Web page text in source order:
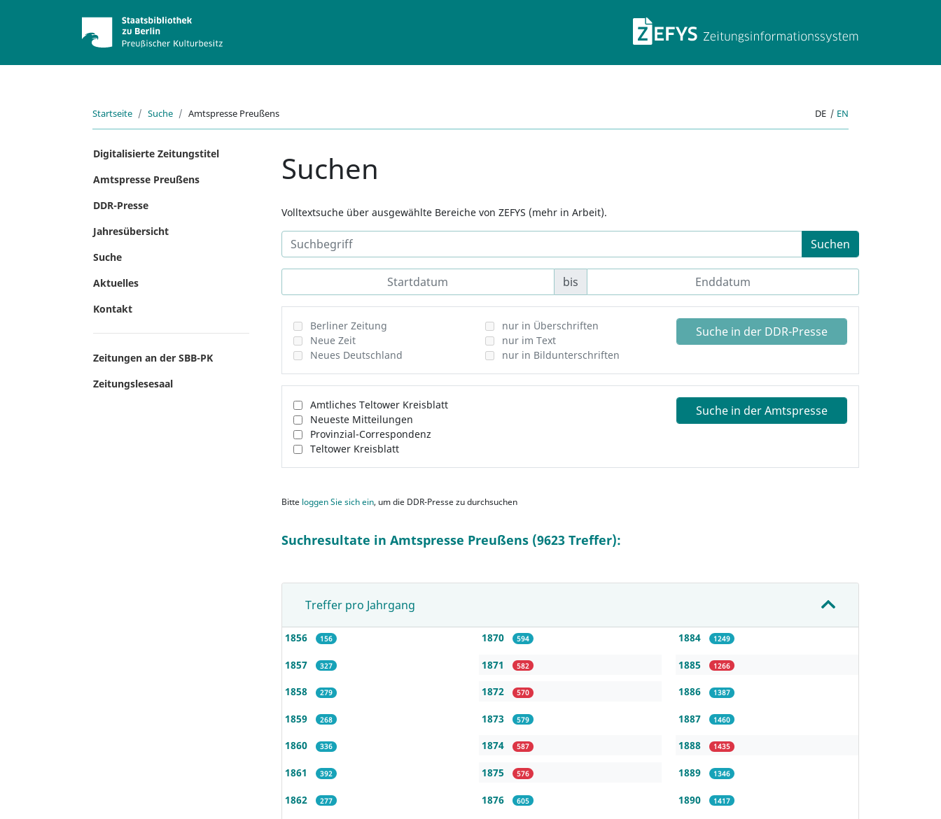
ZEFYS
Startseite Suche Amtspresse Preußens DE | EN
Digitalisierte Zeitungstitel
Amtspresse Preußens
DDR-Presse
Jahresübersicht
Suche
Aktuelles
Kontakt
Zeitungen an der SBB-PK
Zeitungslesesaal
Suchen
Volltextsuche über ausgewählte Bereiche von ZEFYS (mehr in Arbeit).
Suchen
bis
Berliner Zeitung
Neue Zeit
Neues Deutschland
nur in Überschriften
nur im Text
nur in Bildunterschriften
Suche in der DDR-Presse
Amtliches Teltower Kreisblatt
Neueste Mitteilungen
Provinzial-Correspondenz
Teltower Kreisblatt
Suche in der Amtspresse
Bitte loggen Sie sich ein, um die DDR-Presse zu durchsuchen
Suchresultate in Amtspresse Preußens (9623 Treffer):
Treffer pro Jahrgang
1856 156
1857 327
1858 279
1859 268
1860 336
1861 392
1862 277
1870 594
1871 582
1872 570
1873 579
1874 587
1875 576
1876 605
1884 1249
1885 1266
1886 1387
1887 1460
1888 1435
1889 1346
1890 1417